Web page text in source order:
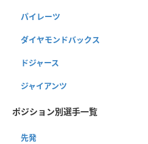
パイレーツ
ダイヤモンドバックス
ドジャース
ジャイアンツ
ポジション別選手一覧
先発